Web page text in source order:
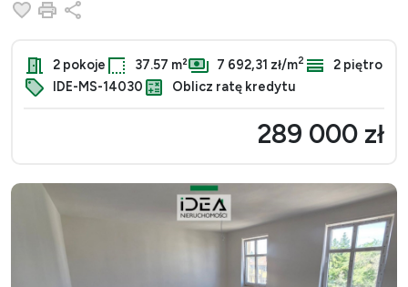
Dodaj do ulubionych
Drukuj
2 pokoje 37.57 m² 7 692,31 zł/m2
2 piętro
IDE-MS-14030
Oblicz ratę kredytu
289 000 zł